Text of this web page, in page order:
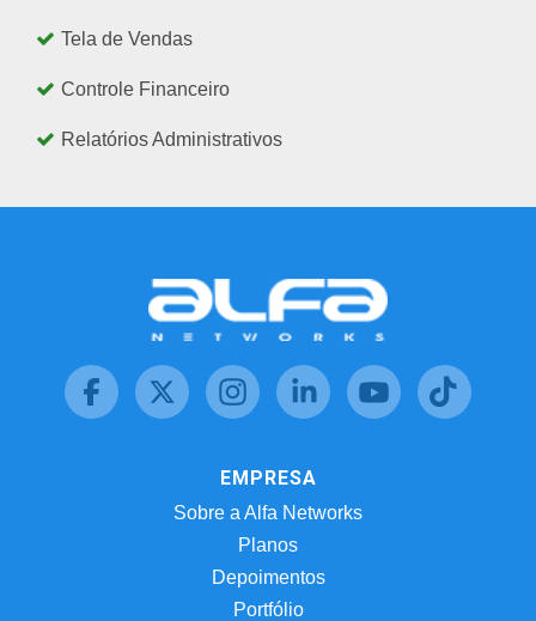
Tela de Vendas
Controle Financeiro
Relatórios Administrativos
EMPRESA
Sobre a Alfa Networks
Planos
Depoimentos
Portfólio